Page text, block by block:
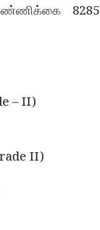
8285
– II)
II)